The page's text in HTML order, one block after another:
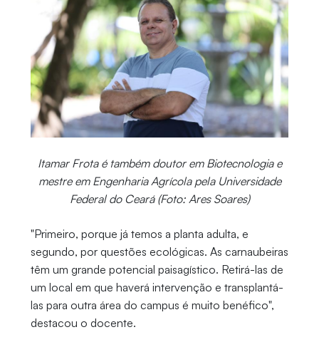
Itamar Frota é também doutor em Biotecnologia e
mestre em Engenharia Agrícola pela Universidade
Federal do Ceará (Foto: Ares Soares)
"Primeiro, porque já temos a planta adulta, e
segundo, por questões ecológicas. As carnaubeiras
têm um grande potencial paisagístico. Retirá-las de
um local em que haverá intervenção e transplantá-
las para outra área do campus é muito benéfico",
destacou o docente.